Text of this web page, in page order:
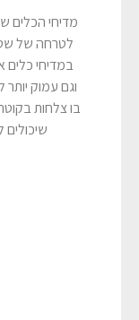
לטרחה של
במדיחי כלים
וגם עמוק
שיכולים